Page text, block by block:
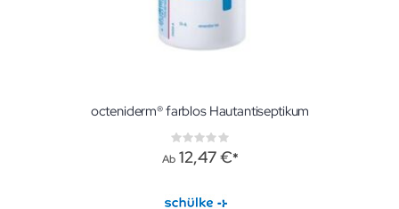
octeniderm® farblos Hautantiseptikum
Rating:
0%
Ab 12,47 €